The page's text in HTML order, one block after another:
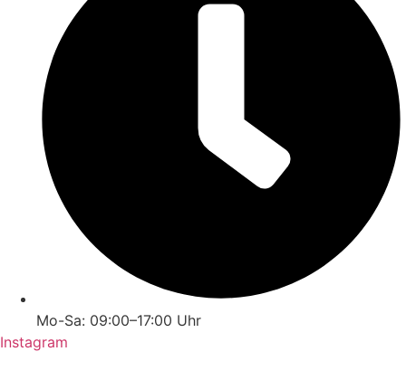
Mo-Sa: 09:00–17:00 Uhr
Instagram